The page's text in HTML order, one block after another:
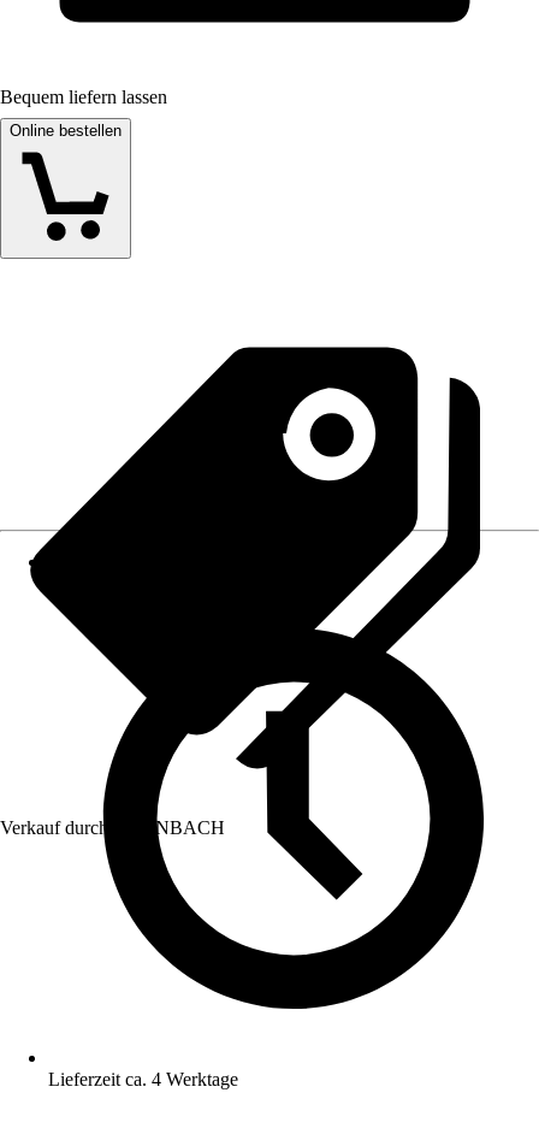
Bequem liefern lassen
Online bestellen
Verkauf durch: HORNBACH
Lieferzeit ca. 4 Werktage